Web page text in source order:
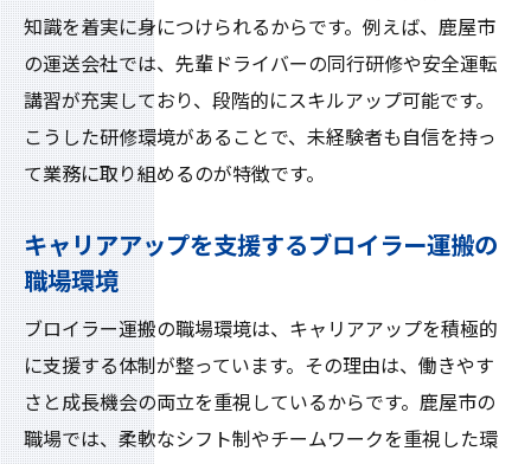
知識を着実に身につけられるからです。例えば、鹿屋市
の運送会社では、先輩ドライバーの同行研修や安全運転
講習が充実しており、段階的にスキルアップ可能です。
こうした研修環境があることで、未経験者も自信を持っ
て業務に取り組めるのが特徴です。
キャリアアップを支援するブロイラー運搬の
職場環境
ブロイラー運搬の職場環境は、キャリアアップを積極的
に支援する体制が整っています。その理由は、働きやす
さと成長機会の両立を重視しているからです。鹿屋市の
職場では、柔軟なシフト制やチームワークを重視した環